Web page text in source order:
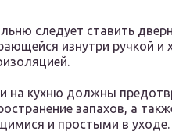
следует ставить
изнутри ручкой и
на кухню должны
запахов, а
и простыми в уходе.